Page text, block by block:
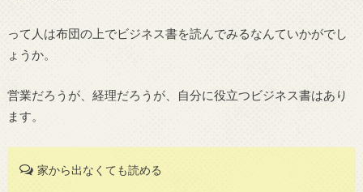
って人は布団の上でビジネス書を読んでみるなんていかがでし
ょうか。
営業だろうが、経理だろうが、自分に役立つビジネス書はあり
ます。
家から出なくても読める